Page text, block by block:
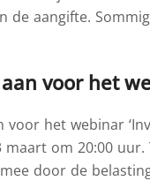
aangifte.
voor het
voor het webinar
maart om 20:00
door de